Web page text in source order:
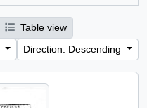
Table view
Direction: Descending